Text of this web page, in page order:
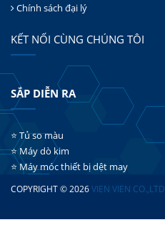
Chính sách đại lý
KẾT NỐI CÙNG CHÚNG TÔI
SẮP DIỄN RA
⭐ Tủ so màu
⭐ Máy dò kim
⭐ Máy móc thiết bị dệt may
COPYRIGHT © 2026VIEN VIEN CO.,LTD